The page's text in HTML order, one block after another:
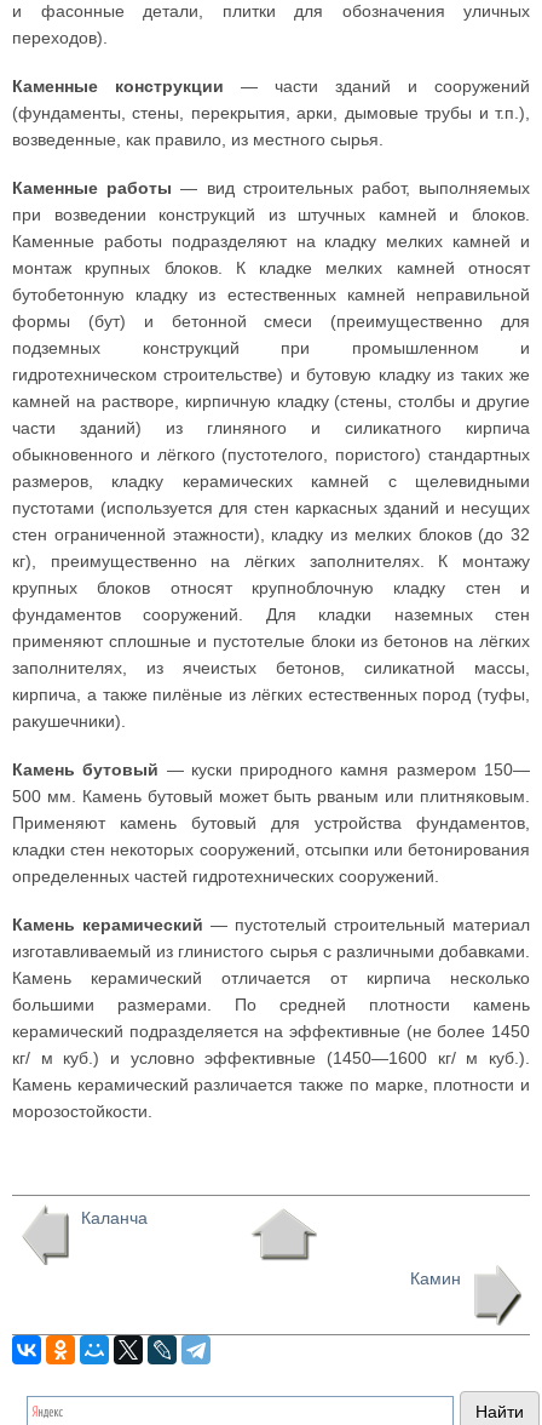
и фасонные детали, плитки для обозначения уличных
переходов).
Каменные конструкции — части зданий и сооружений
(фундаменты, стены, перекрытия, арки, дымовые трубы и т.п.),
возведенные, как правило, из местного сырья.
Каменные работы — вид строительных работ, выполняемых
при возведении конструкций из штучных камней и блоков.
Каменные работы подразделяют на кладку мелких камней и
монтаж крупных блоков. К кладке мелких камней относят
бутобетонную кладку из естественных камней неправильной
формы (бут) и бетонной смеси (преимущественно для
подземных конструкций при промышленном и
гидротехническом строительстве) и бутовую кладку из таких же
камней на растворе, кирпичную кладку (стены, столбы и другие
части зданий) из глиняного и силикатного кирпича
обыкновенного и лёгкого (пустотелого, пористого) стандартных
размеров, кладку керамических камней с щелевидными
пустотами (используется для стен каркасных зданий и несущих
стен ограниченной этажности), кладку из мелких блоков (до 32
кг), преимущественно на лёгких заполнителях. К монтажу
крупных блоков относят крупноблочную кладку стен и
фундаментов сооружений. Для кладки наземных стен
применяют сплошные и пустотелые блоки из бетонов на лёгких
заполнителях, из ячеистых бетонов, силикатной массы,
кирпича, а также пилёные из лёгких естественных пород (туфы,
ракушечники).
Камень бутовый — куски природного камня размером 150—
500 мм. Камень бутовый может быть рваным или плитняковым.
Применяют камень бутовый для устройства фундаментов,
кладки стен некоторых сооружений, отсыпки или бетонирования
определенных частей гидротехнических сооружений.
Камень керамический — пустотелый строительный материал
изготавливаемый из глинистого сырья с различными добавками.
Камень керамический отличается от кирпича несколько
большими размерами. По средней плотности камень
керамический подразделяется на эффективные (не более 1450
кг/ м куб.) и условно эффективные (1450—1600 кг/ м куб.).
Камень керамический различается также по марке, плотности и
морозостойкости.
Каланча
Камин